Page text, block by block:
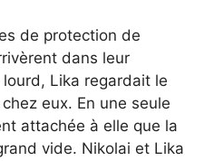
de protection de
dans leur
Lika regardait le
eux. En une seule
attachée à elle que la
vide. Nikolai et Lika